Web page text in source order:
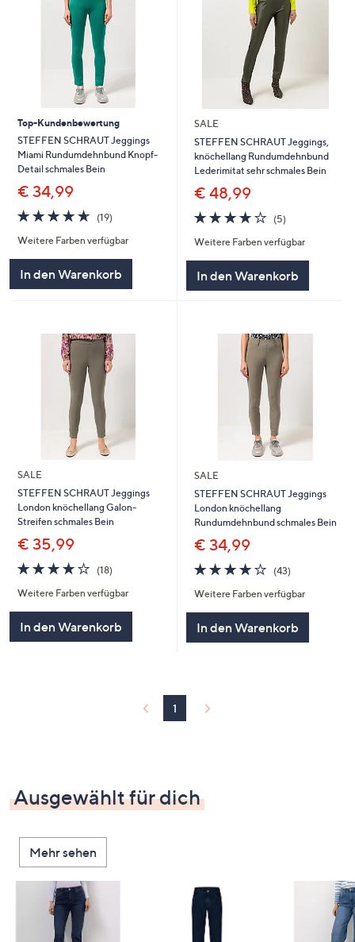
Top-Kundenbewertung
STEFFEN SCHRAUT Jeggings
Miami Rundumdehnbund Knopf-
Detail schmales Bein
€ 34,99
4.6
von
5
(19)19
Weitere Farben verfügbar
In den Warenkorb
SALE
STEFFEN SCHRAUT Jeggings,
knöchellang Rundumdehnbund
Lederimitat sehr schmales Bein
€ 48,99
4.0
von
5
(5)5
Weitere Farben verfügbar
In den Warenkorb
SALE
STEFFEN SCHRAUT Jeggings
London knöchellang Galon-
Streifen schmales Bein
€ 35,99
4.0
von
5
(18)18
Weitere Farben verfügbar
In den Warenkorb
SALE
STEFFEN SCHRAUT Jeggings
London knöchellang
Rundumdehnbund schmales Bein
€ 34,99
4.0
von
5
(43)43
Weitere Farben verfügbar
In den Warenkorb
1
Ausgewählt für dich
Mehr sehen